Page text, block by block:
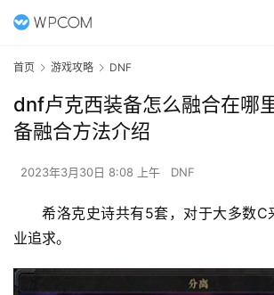
首页 游戏攻略 DNF
dnf卢克西装备怎么融合在哪
备融合方法介绍
2023年3月30日 8:08 上午 DNF
希洛克史诗共有5套，对于大多数C
业追求。